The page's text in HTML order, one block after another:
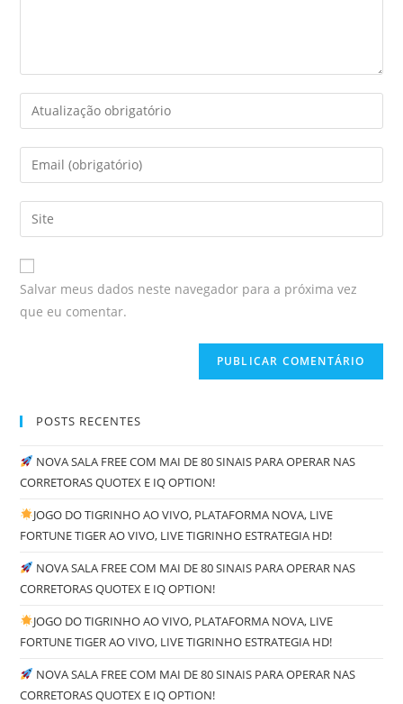
Salvar meus dados neste navegador para a próxima vez
que eu comentar.
POSTS RECENTES
NOVA SALA FREE COM MAI DE 80 SINAIS PARA OPERAR NAS
CORRETORAS QUOTEX E IQ OPTION!
JOGO DO TIGRINHO AO VIVO, PLATAFORMA NOVA, LIVE
FORTUNE TIGER AO VIVO, LIVE TIGRINHO ESTRATEGIA HD!
NOVA SALA FREE COM MAI DE 80 SINAIS PARA OPERAR NAS
CORRETORAS QUOTEX E IQ OPTION!
JOGO DO TIGRINHO AO VIVO, PLATAFORMA NOVA, LIVE
FORTUNE TIGER AO VIVO, LIVE TIGRINHO ESTRATEGIA HD!
NOVA SALA FREE COM MAI DE 80 SINAIS PARA OPERAR NAS
CORRETORAS QUOTEX E IQ OPTION!